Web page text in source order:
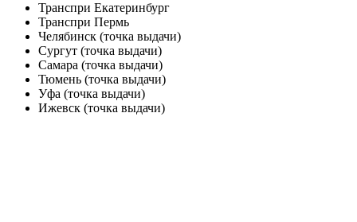
Транспри Екатеринбург
Транспри Пермь
Челябинск (точка выдачи)
Сургут (точка выдачи)
Самара (точка выдачи)
Тюмень (точка выдачи)
Уфа (точка выдачи)
Ижевск (точка выдачи)